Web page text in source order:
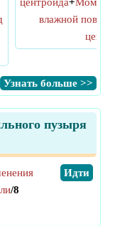
влажной
​Узнать больше >>
пузыря
​Идти
/8